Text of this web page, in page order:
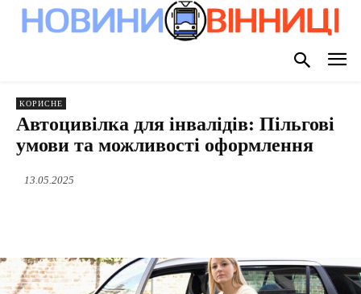
КОРИСНЕ
Автоцивілка для інвалідів: Пільгові
умови та можливості оформлення
13.05.2025